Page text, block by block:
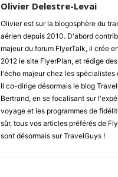
Olivier Delestre-Levai
Olivier est sur la blogosphère du
aérien depuis 2010. D'abord
majeur du forum FlyerTalk, il crée
2012 le site FlyerPlan, et rédige
l'écho majeur chez les spécialistes
Il co-dirige désormais le blog
Bertrand, en se focalisant sur
voyage et les programmes de
sûr, tous vos articles préférés de
sont désormais sur TravelGuys !